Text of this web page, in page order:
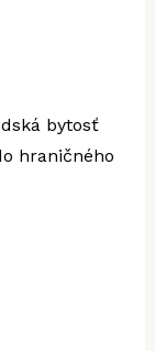
bytosť
hraničného